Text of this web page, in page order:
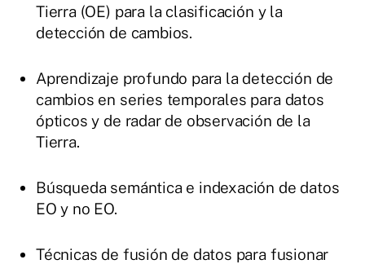
Tierra (OE) para la clasificación y la
detección de cambios.
Aprendizaje profundo para la detección de
cambios en series temporales para datos
ópticos y de radar de observación de la
Tierra.
Búsqueda semántica e indexación de datos
EO y no EO.
Técnicas de fusión de datos para fusionar